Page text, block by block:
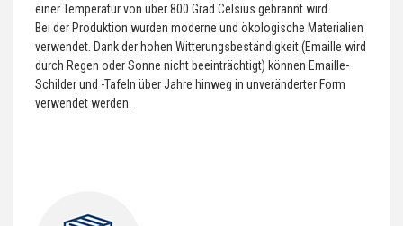
einer Temperatur von über 800 Grad Celsius gebrannt wird.
Bei der Produktion wurden moderne und ökologische Materialien
verwendet. Dank der hohen Witterungsbeständigkeit (Emaille wird
durch Regen oder Sonne nicht beeinträchtigt) können Emaille-
Schilder und -Tafeln über Jahre hinweg in unveränderter Form
verwendet werden.